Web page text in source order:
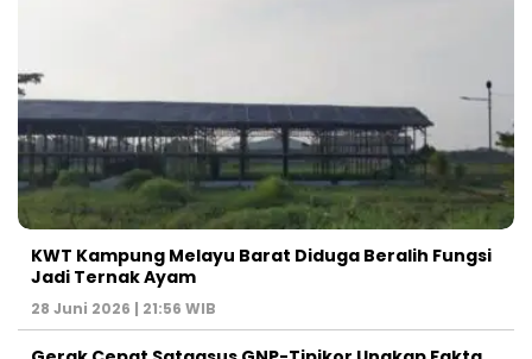
KWT Kampung Melayu Barat Diduga Beralih Fungsi
Jadi Ternak Ayam
28 Juni 2026 | 21:56 WIB